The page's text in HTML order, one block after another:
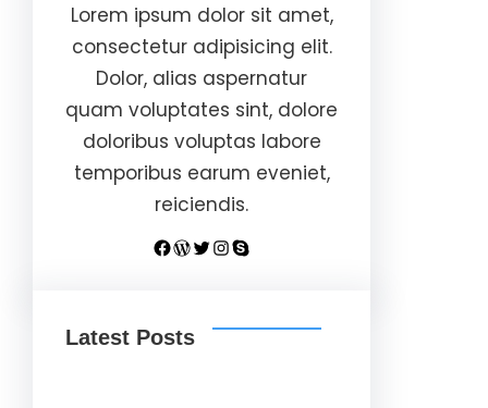
Lorem ipsum dolor sit amet,
consectetur adipisicing elit.
Dolor, alias aspernatur
quam voluptates sint, dolore
doloribus voluptas labore
temporibus earum eveniet,
reiciendis.
Facebook WordPress Twitter InstagramSkype
Latest Posts